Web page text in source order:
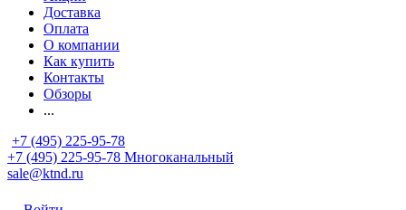
Доставка
Оплата
О компании
Как купить
Контакты
Обзоры
...
+7 (495) 225-95-78
+7 (495) 225-95-78 Многоканальный
sale@ktnd.ru